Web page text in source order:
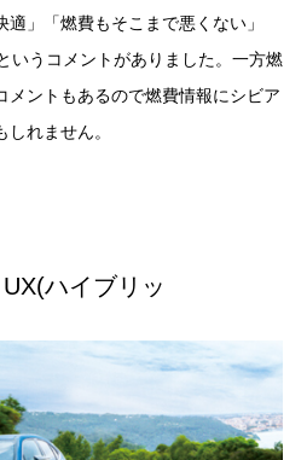
」「燃費もそこまで悪くない」
いうコメントがありました。一方燃
メントもあるので燃費情報にシビア
れません。
ハイブリッ